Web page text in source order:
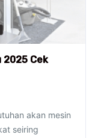
2025 Cek
akan mesin
seiring